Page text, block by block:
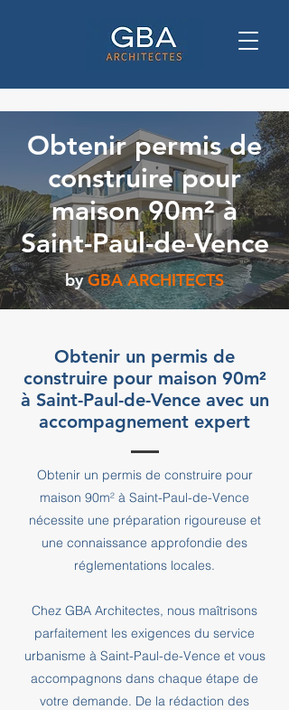
Obtenir permis de
construire pour
maison 90m² à
Saint-Paul-de-Vence
by GBA ARCHITECTS
Obtenir un permis de
construire pour maison 90m²
à Saint-Paul-de-Vence avec un
accompagnement expert
Obtenir un permis de construire pour
maison 90m² à Saint-Paul-de-Vence
nécessite une préparation rigoureuse et
une connaissance approfondie des
réglementations locales.
Chez GBA Architectes, nous maîtrisons
parfaitement les exigences du service
urbanisme à Saint-Paul-de-Vence et vous
accompagnons dans chaque étape de
votre demande. De la rédaction des